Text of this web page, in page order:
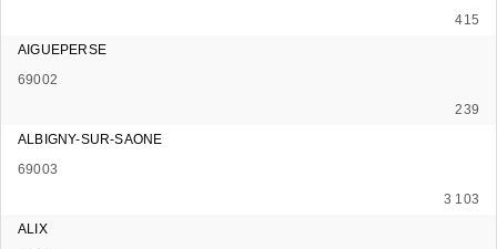
415
AIGUEPERSE
69002
239
ALBIGNY-SUR-SAONE
69003
3 103
ALIX